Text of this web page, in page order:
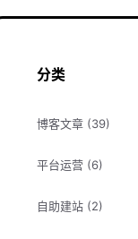
分类
博客文章 (39)
平台运营 (6)
自助建站 (2)